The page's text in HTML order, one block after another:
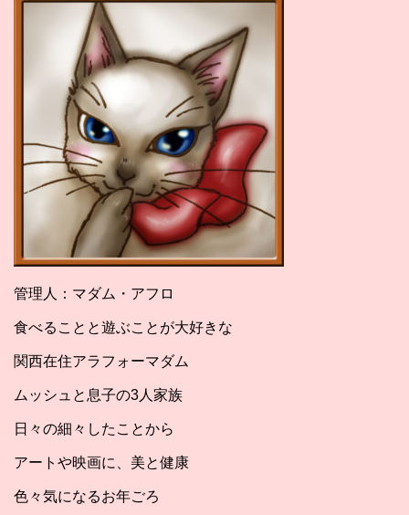
管理人：マダム・アフロ
食べることと遊ぶことが大好きな
関西在住アラフォーマダム
ムッシュと息子の3人家族
日々の細々したことから
アートや映画に、美と健康
色々気になるお年ごろ